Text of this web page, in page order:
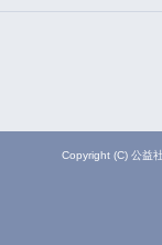
Copyright (C) 公益